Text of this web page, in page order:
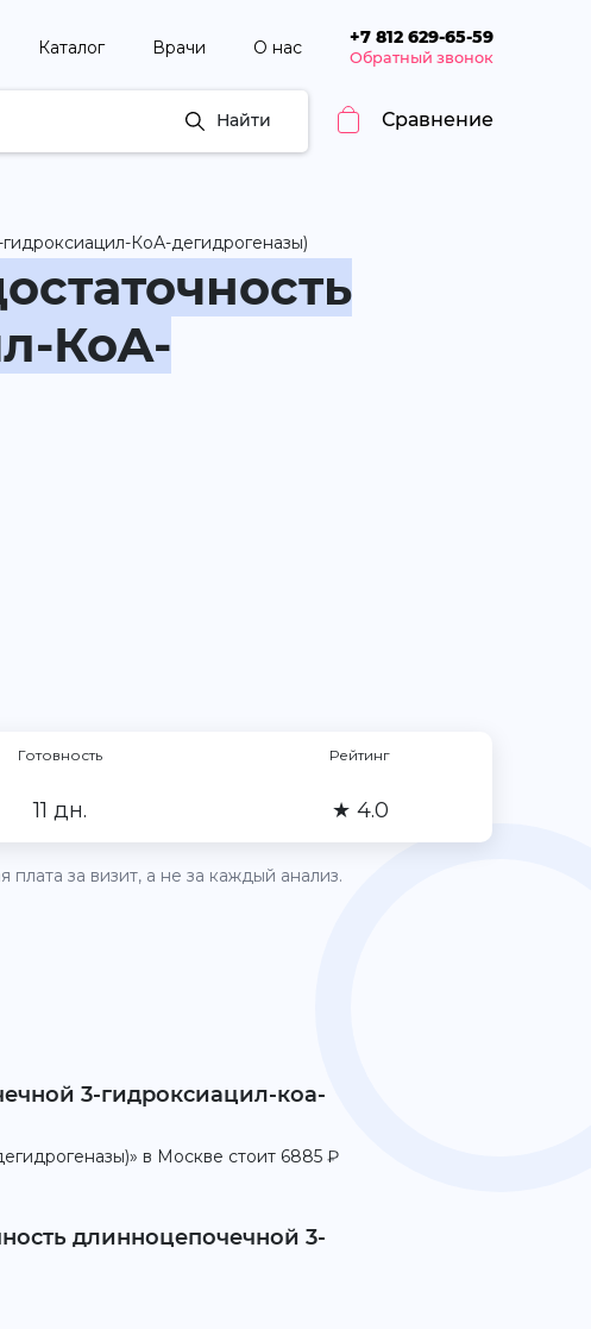
Каталог Врачи О нас +7 812 629-65-59
Обратный звонок
Найти Сравнение
КоА-дегидрогеназы)
КоА-
Готовность Рейтинг
11 дн. ★ 4.0
за визит, а не за каждый анализ.
3-гидроксиацил-коа-
в Москве стоит 6885 ₽
длинноцепочечной 3-